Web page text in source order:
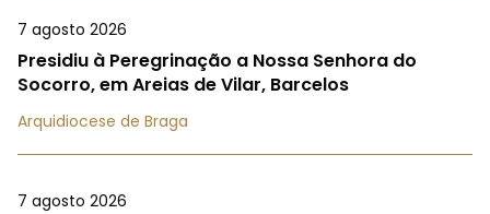
7 agosto 2026
Presidiu à Peregrinação a Nossa Senhora do
Socorro, em Areias de Vilar, Barcelos
Arquidiocese de Braga
7 agosto 2026